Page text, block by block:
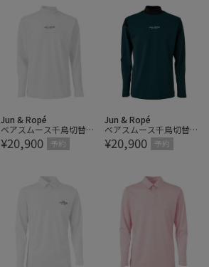
Jun & Ropé
ベアスムース千鳥切替長
袖プルオーバー/UV・吸
水・接触冷感
¥20,900 予約
Jun & Ropé
ベアスムース千鳥切替長
袖プルオーバー/UV・吸
水・接触冷感
¥20,900 予約